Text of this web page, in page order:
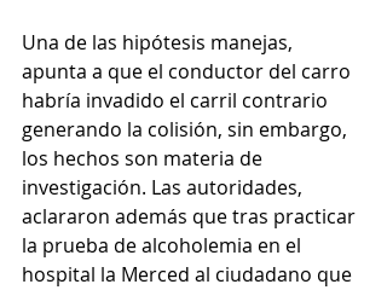
Una de las hipótesis manejas,
apunta a que el conductor del carro
habría invadido el carril contrario
generando la colisión, sin embargo,
los hechos son materia de
investigación. Las autoridades,
aclararon además que tras practicar
la prueba de alcoholemia en el
hospital la Merced al ciudadano que